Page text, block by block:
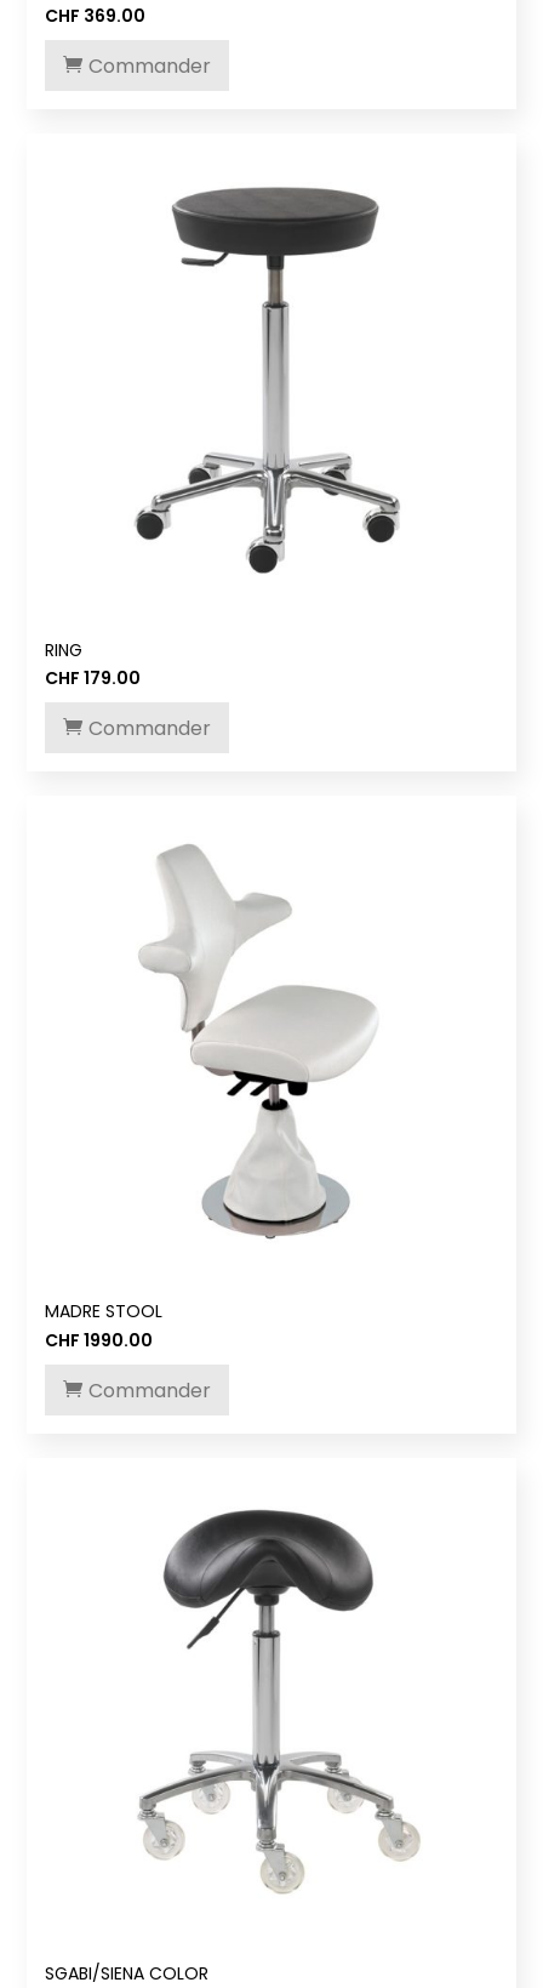
CHF 369.00
Commander
RING
CHF 179.00
Commander
MADRE STOOL
CHF 1990.00
Commander
SGABI/SIENA COLOR